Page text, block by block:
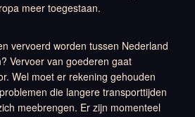
meer toegestaan.
vervoerd worden tussen Nederland
Vervoer van goederen gaat
Wel moet er rekening gehouden
die langere transporttijden
meebrengen. Er zijn momenteel